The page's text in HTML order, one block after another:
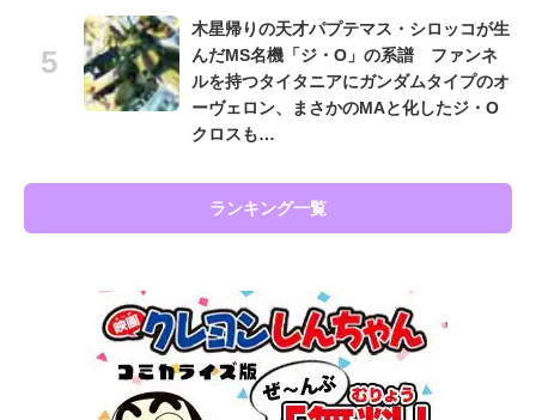
木星帰りの天才パプテマス・シロッコが生
んだMS名機「ジ・O」の系譜 ファンネ
ルを持つタイタニアにガンダムタイプのオ
ーヴェロン、まさかのMAと化したジ・O
クロスも…
ランキング一覧